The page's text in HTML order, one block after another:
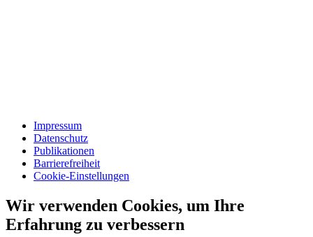
Impressum
Datenschutz
Publikationen
Barrierefreiheit
Cookie-Einstellungen
Wir verwenden Cookies, um Ihre
Erfahrung zu verbessern